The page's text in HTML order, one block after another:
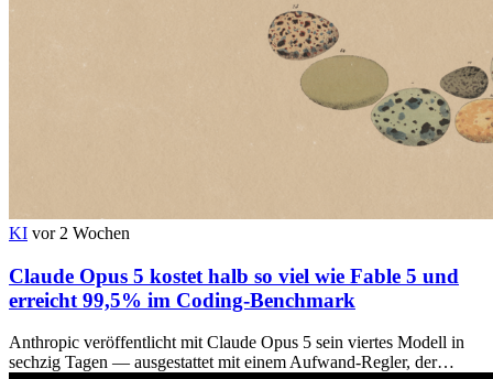
KI vor 2 Wochen
Claude Opus 5 kostet halb so viel wie Fable 5 und
erreicht 99,5% im Coding-Benchmark
Anthropic veröffentlicht mit Claude Opus 5 sein viertes Modell in
sechzig Tagen — ausgestattet mit einem Aufwand-Regler, der…